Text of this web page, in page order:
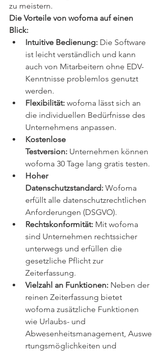
zu meistern.
Die Vorteile von wofoma auf einen
Blick:
Intuitive Bedienung: Die Software
ist leicht verständlich und kann
auch von Mitarbeitern ohne EDV-
Kenntnisse problemlos genutzt
werden.
Flexibilität: wofoma lässt sich an
die individuellen Bedürfnisse des
Unternehmens anpassen.
Kostenlose
Testversion: Unternehmen können
wofoma 30 Tage lang gratis testen.
Hoher
Datenschutzstandard: Wofoma
erfüllt alle datenschutzrechtlichen
Anforderungen (DSGVO).
Rechtskonformität: Mit wofoma
sind Unternehmen rechtssicher
unterwegs und erfüllen die
gesetzliche Pflicht zur
Zeiterfassung.
Vielzahl an Funktionen: Neben der
reinen Zeiterfassung bietet
wofoma zusätzliche Funktionen
wie Urlaubs- und
Abwesenheitsmanagement, Auswe
rtungsmöglichkeiten und